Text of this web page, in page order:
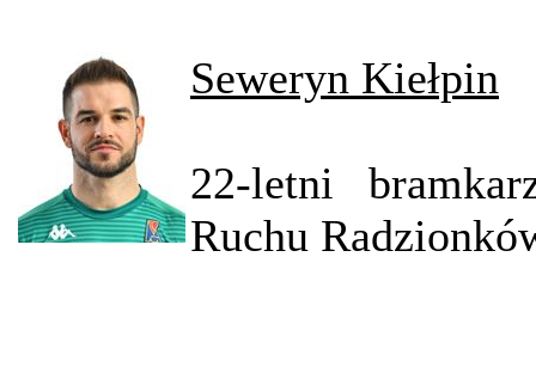
Seweryn Kiełpin
22-letni
Ruchu